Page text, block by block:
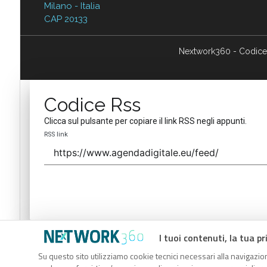
I tuoi contenuti, la tua
Su questo sito utilizziamo cookie tecnici necessari alla
Milano - Italia
CAP 20133
Nextwork360 - Codice
Codice Rss
Clicca sul pulsante per copiare il link RSS negli appunti.
RSS link
Codice Rss
Clicca sul pulsante per copiare il link RSS negli appunti.